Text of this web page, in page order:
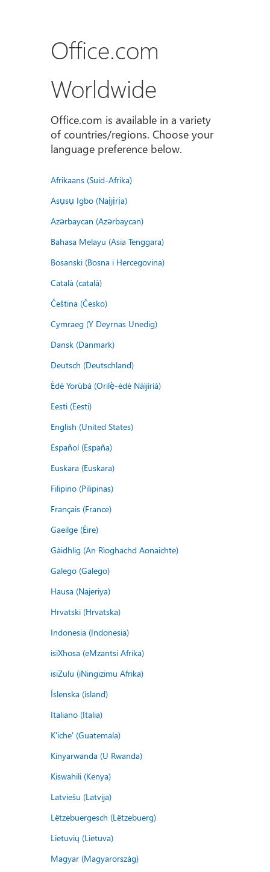
Office.com
Worldwide
Office.com is available in a variety
of countries/regions. Choose your
language preference below.
Afrikaans (Suid-Afrika)
Asụsụ Igbo (Naịjịrịa)
Azərbaycan (Azərbaycan)
Bahasa Melayu (Asia Tenggara)
Bosanski (Bosna i Hercegovina)
Català (català)
Čeština (Česko)
Cymraeg (Y Deyrnas Unedig)
Dansk (Danmark)
Deutsch (Deutschland)
Èdè Yorùbá (Orilẹ̀-èdè Nàìjíríà)
Eesti (Eesti)
English (United States)
Español (España)
Euskara (Euskara)
Filipino (Pilipinas)
Français (France)
Gaeilge (Éire)
Gàidhlig (An Rìoghachd Aonaichte)
Galego (Galego)
Hausa (Najeriya)
Hrvatski (Hrvatska)
Indonesia (Indonesia)
isiXhosa (eMzantsi Afrika)
isiZulu (iNingizimu Afrika)
Íslenska (ísland)
Italiano (Italia)
K'iche' (Guatemala)
Kinyarwanda (U Rwanda)
Kiswahili (Kenya)
Latviešu (Latvija)
Lëtzebuergesch (Lëtzebuerg)
Lietuvių (Lietuva)
Magyar (Magyarország)